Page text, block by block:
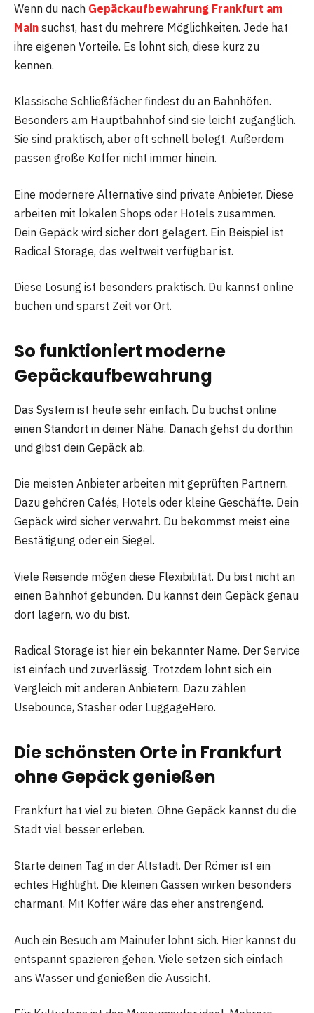
Wenn du nach Gepäckaufbewahrung Frankfurt am
Main suchst, hast du mehrere Möglichkeiten. Jede hat
ihre eigenen Vorteile. Es lohnt sich, diese kurz zu
kennen.
Klassische Schließfächer findest du an Bahnhöfen.
Besonders am Hauptbahnhof sind sie leicht zugänglich.
Sie sind praktisch, aber oft schnell belegt. Außerdem
passen große Koffer nicht immer hinein.
Eine modernere Alternative sind private Anbieter. Diese
arbeiten mit lokalen Shops oder Hotels zusammen.
Dein Gepäck wird sicher dort gelagert. Ein Beispiel ist
Radical Storage, das weltweit verfügbar ist.
Diese Lösung ist besonders praktisch. Du kannst online
buchen und sparst Zeit vor Ort.
So funktioniert moderne
Gepäckaufbewahrung
Das System ist heute sehr einfach. Du buchst online
einen Standort in deiner Nähe. Danach gehst du dorthin
und gibst dein Gepäck ab.
Die meisten Anbieter arbeiten mit geprüften Partnern.
Dazu gehören Cafés, Hotels oder kleine Geschäfte. Dein
Gepäck wird sicher verwahrt. Du bekommst meist eine
Bestätigung oder ein Siegel.
Viele Reisende mögen diese Flexibilität. Du bist nicht an
einen Bahnhof gebunden. Du kannst dein Gepäck genau
dort lagern, wo du bist.
Radical Storage ist hier ein bekannter Name. Der Service
ist einfach und zuverlässig. Trotzdem lohnt sich ein
Vergleich mit anderen Anbietern. Dazu zählen
Usebounce, Stasher oder LuggageHero.
Die schönsten Orte in Frankfurt
ohne Gepäck genießen
Frankfurt hat viel zu bieten. Ohne Gepäck kannst du die
Stadt viel besser erleben.
Starte deinen Tag in der Altstadt. Der Römer ist ein
echtes Highlight. Die kleinen Gassen wirken besonders
charmant. Mit Koffer wäre das eher anstrengend.
Auch ein Besuch am Mainufer lohnt sich. Hier kannst du
entspannt spazieren gehen. Viele setzen sich einfach
ans Wasser und genießen die Aussicht.